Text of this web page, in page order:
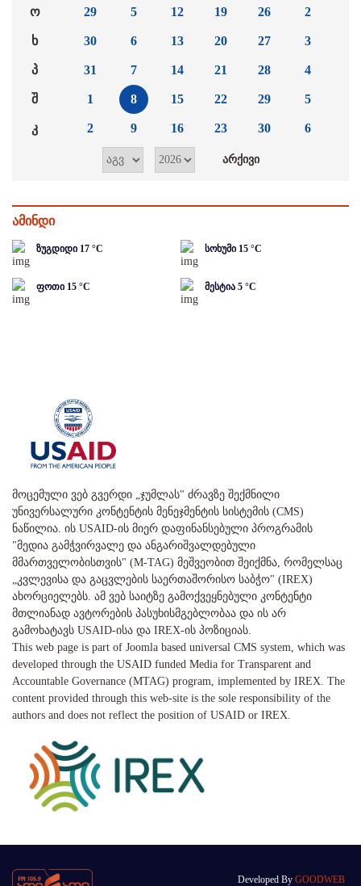
ო
ხ
პ
შ
კ
29
30
31
1
2
5
6
7
8
9
12
13
14
15
16
19
20
21
22
23
26
27
28
29
30
2
3
4
5
6
ამინდი
ზუგდიდი 17 °C სოხუმი 15 °C
ფოთი 15 °C მესტია 5 °C
მოცემული ვებ გვერდი „ჯუმლას" ძრავზე შექმნილი
უნივერსალური კონტენტის მენეჯმენტის სისტემის (CMS)
ნაწილია. ის USAID-ის მიერ დაფინანსებული პროგრამის
"მედია გამჭვირვალე და ანგარიშვალდებული
მმართველობისთვის" (M-TAG) მეშვეობით შეიქმნა, რომელსაც
„კვლევისა და გაცვლების საერთაშორისო საბჭო" (IREX)
ახორციელებს. ამ ვებ საიტზე გამოქვეყნებული კონტენტი
მთლიანად ავტორების პასუხისმგებლობაა და ის არ
გამოხატავს USAID-ისა და IREX-ის პოზიციას.
This web page is part of Joomla based universal CMS system, which was
developed through the USAID funded Media for Transparent and
Accountable Governance (MTAG) program, implemented by IREX. The
content provided through this web-site is the sole responsibility of the
authors and does not reflect the position of USAID or IREX.
Developed By GOODWEB